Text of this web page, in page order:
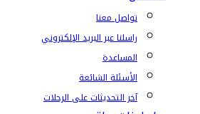
تواصل معنا
راسلنا عبر البريد الإلكتروني
المساعدة
الأسئلة الشائعة
آخر التحديثات على الرحلات